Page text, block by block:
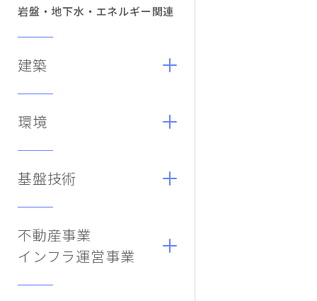
岩盤・地下水・エネルギー関連
建築
環境
基盤技術
不動産事業
インフラ運営事業